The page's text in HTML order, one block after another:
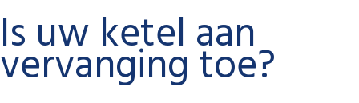
Is uw ketel aan
vervanging toe?